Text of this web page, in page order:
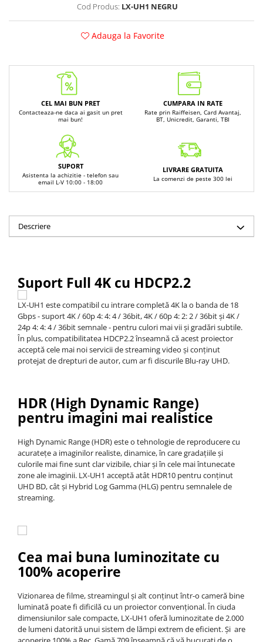
Cod Produs: LX-UH1 NEGRU
Adauga la Favorite
CEL MAI BUN PRET
Contacteaza-ne daca ai gasit un pret
mai bun!
CUMPARA IN RATE
Rate prin Raiffeisen, Card Avantaj,
BT, Unicredit, Garanti, TBI
SUPORT
Asistenta la achizitie - telefon sau
email L-V 10:00 - 18:00
LIVRARE GRATUITA
La comenzi de peste 300 lei
Descriere
Suport Full 4K cu HDCP2.2
LX-UH1 este compatibil cu intrare completă 4K la o banda de 18
Gbps - suport 4K / 60p 4: 4: 4 / 36bit, 4K / 60p 4: 2: 2 / 36bit și 4K /
24p 4: 4: 4 / 36bit semnale - pentru culori mai vii și gradări subtile.
În plus, compatibilitatea HDCP2.2 înseamnă că acest proiector
acceptă cele mai noi servicii de streaming video și conținut
protejat de drepturi de autor, cum ar fi discurile Blu-ray UHD.
HDR (High Dynamic Range)
pentru imagini mai realistice
High Dynamic Range (HDR) este o tehnologie de reproducere cu
acuratețe a imaginilor realiste, dinamice, în care gradațiile și
culorile mai fine sunt clar vizibile, chiar și în cele mai întunecate
zone ale imaginii. LX-UH1 acceptă atât HDR10 pentru conținut
UHD BD, cât și Hybrid Log Gamma (HLG) pentru semnalele de
streaming.
Cea mai buna luminozitate cu
100% acoperire
Vizionarea de filme, streamingul și alt conținut într-o cameră bine
luminată poate fi dificilă cu un proiector convențional. În ciuda
dimensiunilor sale compacte, LX-UH1 oferă luminozitate de 2.000
de lumeni datorită unui sistem de lămpi extrem de eficient. Și are